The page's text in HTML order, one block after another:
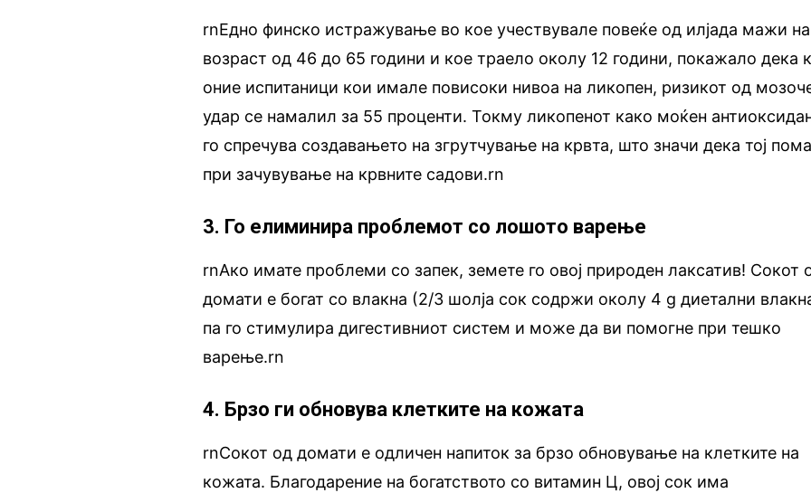
rnЕдно финско истражување во кое учествувале повеќе од илјада мажи на
возраст од 46 до 65 години и кое траело околу 12 години, покажало дека
оние испитаници кои имале повисоки нивоа на ликопен, ризикот од
удар се намалил за 55 проценти. Токму ликопенот како моќен
го спречува создавањето на згрутчување на крвта, што значи дека тој
при зачувување на крвните садови.rn
3. Го елиминира проблемот со лошото варење
rnАко имате проблеми со запек, земете го овој природен лаксатив! Сокот
домати е богат со влакна (2/3 шолја сок содржи околу 4 g диетални
па го стимулира дигестивниот систем и може да ви помогне при тешко
варење.rn
4. Брзо ги обновува клетките на кожата
rnСокот од домати е одличен напиток за брзо обновување на клетките на
кожата. Благодарение на богатството со витамин Ц, овој сок има